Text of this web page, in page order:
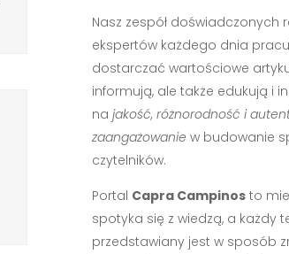
Nasz zespół doświadczonych
ekspertów każdego dnia
dostarczać wartościowe
informują, ale także edukują i
na jakość, różnorodność i
zaangażowanie w budowanie
czytelników.
Portal Capra Campinosto
spotyka się z wiedzą, a każdy
przedstawiany jest w sposób